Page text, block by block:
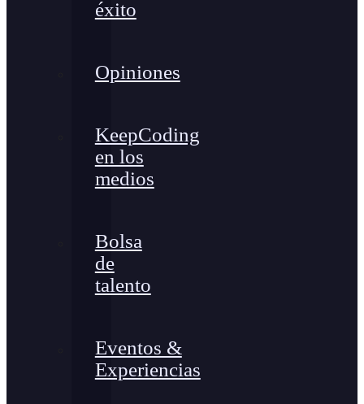
éxito
Opiniones
KeepCoding
en los
medios
Bolsa
de
talento
Eventos &
Experiencias